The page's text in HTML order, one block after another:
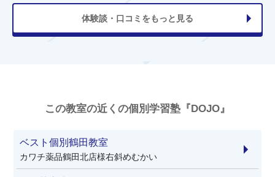
体験談・口コミをもっと見る
この教室の近くの個別学習塾『DOJO』
ベスト個別鶴田教室
カワチ薬品鶴田北店様右斜めむかい